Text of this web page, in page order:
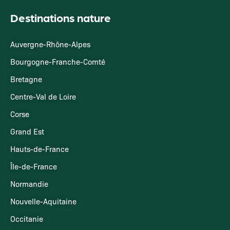
Destinations nature
Auvergne-Rhône-Alpes
Bourgogne-Franche-Comté
Bretagne
Centre-Val de Loire
Corse
Grand Est
Hauts-de-France
Île-de-France
Normandie
Nouvelle-Aquitaine
Occitanie